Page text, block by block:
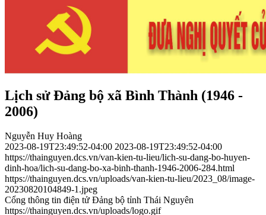
Lịch sử Đảng bộ xã Bình Thành (1946 -
2006)
Nguyễn Huy Hoàng
2023-08-19T23:49:52-04:00 2023-08-19T23:49:52-04:00
https://thainguyen.dcs.vn/van-kien-tu-lieu/lich-su-dang-bo-huyen-
dinh-hoa/lich-su-dang-bo-xa-binh-thanh-1946-2006-284.html
https://thainguyen.dcs.vn/uploads/van-kien-tu-lieu/2023_08/image-
20230820104849-1.jpeg
Cổng thông tin điện tử Đảng bộ tỉnh Thái Nguyên
https://thainguyen.dcs.vn/uploads/logo.gif